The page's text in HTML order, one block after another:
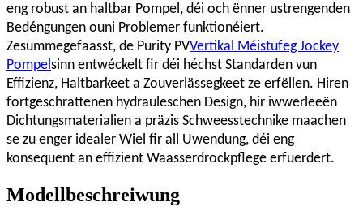
eng robust an haltbar Pompel, déi och ënner ustrengenden
Bedéngungen ouni Problemer funktionéiert.
Zesummegefaasst, de Purity PVVertikal Méistufeg Jockey
Pompelsinn entwéckelt fir déi héchst Standarden vun
Effizienz, Haltbarkeet a Zouverlässegkeet ze erfëllen. Hiren
fortgeschrattenen hydrauleschen Design, hir iwwerleeën
Dichtungsmaterialien a präzis Schweesstechnike maachen
se zu enger idealer Wiel fir all Uwendung, déi eng
konsequent an effizient Waasserdrockpflege erfuerdert.
Modellbeschreiwung